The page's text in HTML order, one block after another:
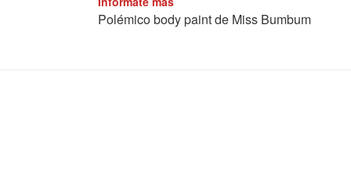
Polémico body paint de Miss Bumbum